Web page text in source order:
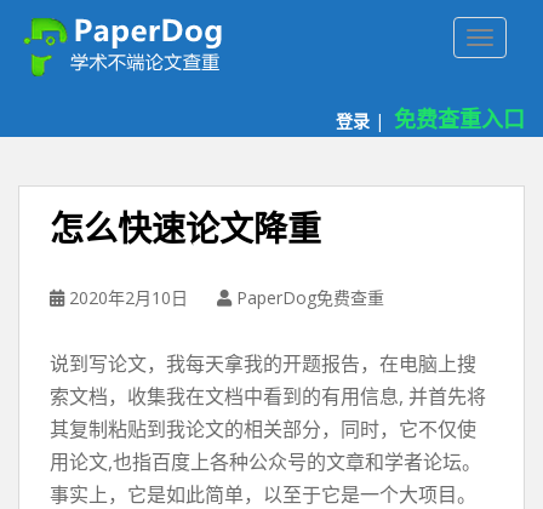
登录 | 免费查重入口
怎么快速论文降重
2020年2月10日 PaperDog免费查重
说到写论文，我每天拿我的开题报告，在电脑上搜
索文档，收集我在文档中看到的有用信息, 并首先将
其复制粘贴到我论文的相关部分，同时，它不仅使
用论文,也指百度上各种公众号的文章和学者论坛。
事实上，它是如此简单，以至于它是一个大项目。